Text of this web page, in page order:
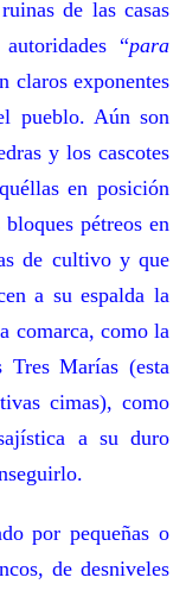
de las casas
“para
claros exponentes
pueblo. Aún son
y los cascotes
en posición
pétreos en
de cultivo y que
a su espalda la
comarca, como la
Tres Marías (esta
cimas), como
a su duro
por pequeñas o
de desniveles